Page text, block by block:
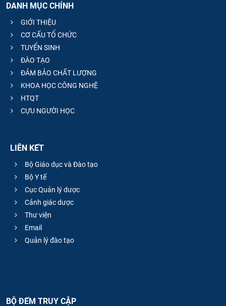
DANH MỤC CHÍNH
GIỚI THIỆU
CƠ CẤU TỔ CHỨC
TUYỂN SINH
ĐÀO TẠO
ĐẢM BẢO CHẤT LƯỢNG
KHOA HỌC CÔNG NGHỆ
HTQT
CỰU NGƯỜI HỌC
LIÊN KẾT
Bộ Giáo dục và Đào tạo
Bộ Y tế
Cục Quản lý dược
Cảnh giác dược
Thư viện
Email
Quản lý đào tạo
BỘ ĐẾM TRUY CẬP